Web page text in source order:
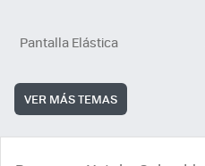
Pantalla Elástica
VER MÁS TEMAS